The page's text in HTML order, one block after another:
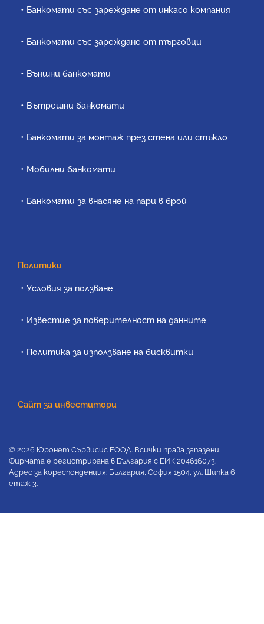
Банкомати със зареждане от инкасо компания
Банкомати със зареждане от търговци
Външни банкомати
Вътрешни банкомати
Банкомати за монтаж през стена или стъкло
Мобилни банкомати
Банкомати за внасяне на пари в брой
Политики
Условия за ползване
Известие за поверителност на данните
Политика за използване на бисквитки
Сайт за инвеститори
© 2026 Юронет Сървисис ЕООД. Всички права запазени.
Фирмата е регистрирана в България с ЕИК 204616073.
Адрес за кореспонденция: България, София 1504, ул. Шипка 6,
етаж 3.